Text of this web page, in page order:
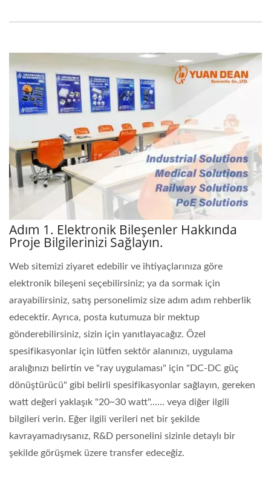
Adım 1. Elektronik Bileşenler Hakkında
Proje Bilgilerinizi Sağlayın.
Web sitemizi ziyaret edebilir ve ihtiyaçlarınıza göre
elektronik bileşeni seçebilirsiniz; ya da sormak için
arayabilirsiniz, satış personelimiz size adım adım rehberlik
edecektir. Ayrıca, posta kutumuza bir mektup
gönderebilirsiniz, sizin için yanıtlayacağız. Özel
spesifikasyonlar için lütfen sektör alanınızı, uygulama
aralığınızı belirtin ve "ray uygulaması" için "DC-DC güç
dönüştürücü" gibi belirli spesifikasyonlar sağlayın, gereken
watt değeri yaklaşık "20~30 watt"...... veya diğer ilgili
bilgileri verin. Eğer ilgili verileri net bir şekilde
kavrayamadıysanız, R&D personelini sizinle detaylı bir
şekilde görüşmek üzere transfer edeceğiz.